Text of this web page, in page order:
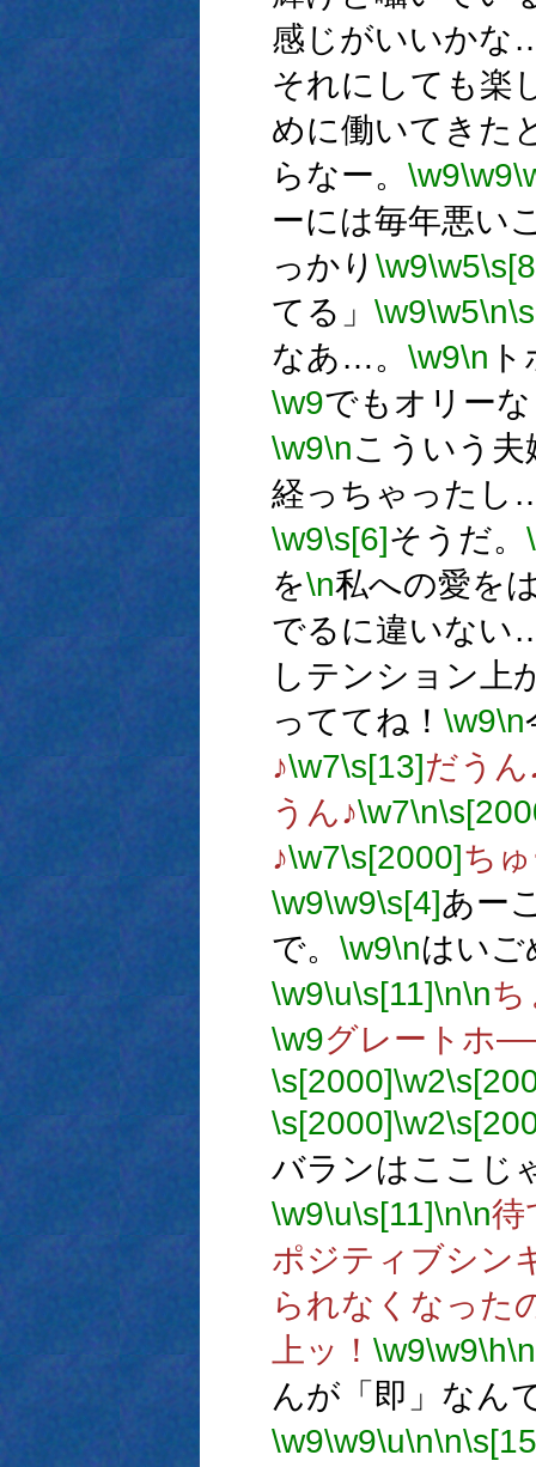
感じがいいかな
それにしても楽
めに働いてきた
らなー。 \w9\w9
ーには毎年悪い
っかり \w9\w5
てる」 \w9\w5\n
なあ…。 \w9\n
\w9でもオリー
\w9\nこういう
経っちゃったし
\w9\s[6]そうだ。
を\n私への愛を
でるに違いない
しテンション上
っててね！ \w9\n
♪\w7\s[13]だうん
うん♪\w7\n
♪\w7\s[2000]ち
\w9\w9\s[4]あー
で。 \w9\nはいご
\w9\u\s[11]\n\nち
\w9グレート
\s[2000]\w2
\s[2000]\w2
バランはここじ
\w9\u\s[11]\n\n待
ポジティブシン
られなくなった
上ッ！ \w9\w9\h\n
んが「即」なん
\w9\w9\u\n\n